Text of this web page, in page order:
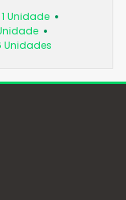
Unidade
Unidades